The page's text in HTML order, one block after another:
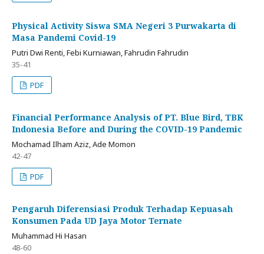
Physical Activity Siswa SMA Negeri 3 Purwakarta di
Masa Pandemi Covid-19
Putri Dwi Renti, Febi Kurniawan, Fahrudin Fahrudin
35-41
PDF
Financial Performance Analysis of PT. Blue Bird, TBK
Indonesia Before and During the COVID-19 Pandemic
Mochamad Ilham Aziz, Ade Momon
42-47
PDF
Pengaruh Diferensiasi Produk Terhadap Kepuasah
Konsumen Pada UD Jaya Motor Ternate
Muhammad Hi Hasan
48-60